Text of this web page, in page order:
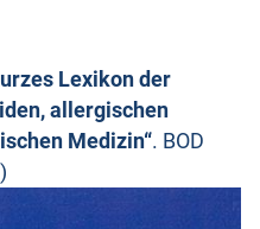
Lexikon der
allergischen
Medizin“. BOD